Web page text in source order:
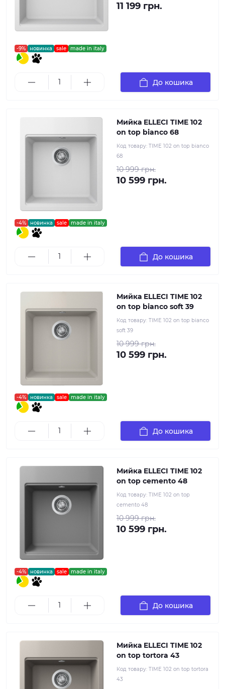
-9% новинка sale made in italy
11 199 грн.
До кошика
-4% новинка sale made in italy
Мийка ELLECI TIME 102
on top bianco 68
Код товару: TIME 102 on top bianco
68
10 999 грн.
10 599 грн.
До кошика
-4% новинка sale made in italy
Мийка ELLECI TIME 102
on top bianco soft 39
Код товару: TIME 102 on top bianco
soft 39
10 999 грн.
10 599 грн.
До кошика
-4% новинка sale made in italy
Мийка ELLECI TIME 102
on top cemento 48
Код товару: TIME 102 on top
cemento 48
10 999 грн.
10 599 грн.
До кошика
Мийка ELLECI TIME 102
on top tortora 43
Код товару: TIME 102 on top tortora
43